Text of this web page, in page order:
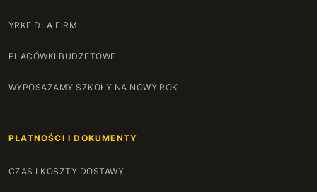
YRKE DLA FIRM
PLACÓWKI BUDŻETOWE
WYPOSAŻAMY SZKOŁY NA NOWY ROK
PŁATNOŚCI I DOKUMENTY
CZAS I KOSZTY DOSTAWY